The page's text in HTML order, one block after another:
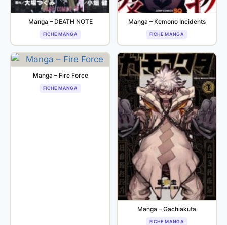
Manga – DEATH NOTE
FICHE MANGA
Manga – Kemono Incidents
FICHE MANGA
Manga – Fire Force
FICHE MANGA
Manga – Gachiakuta
FICHE MANGA